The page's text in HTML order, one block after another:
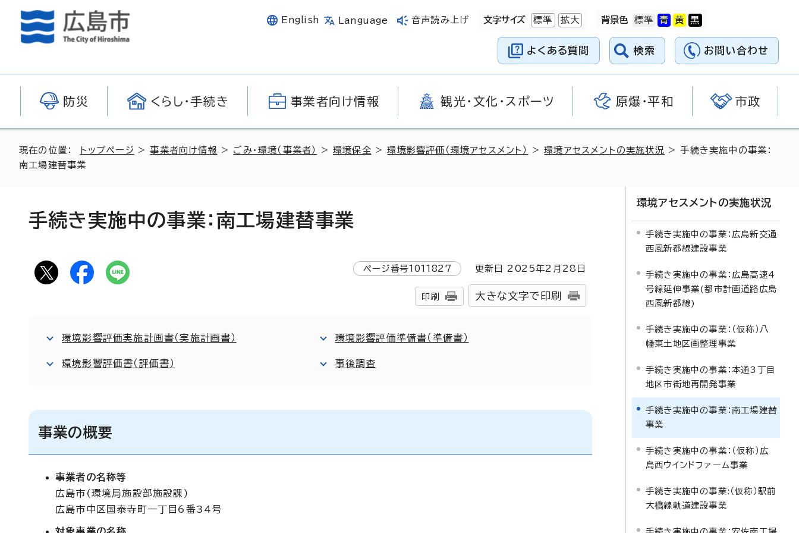
English Language 音声読み上げ 文字サイズ 標準 拡大 背景色
よくある質問 検索 お問い合わせ
防災 くらし・手続き 事業者向け情報 観光・文化・スポーツ 原爆・平和 市政
現在の位置： トップページ >事業者向け情報 > ごみ・環境（事業者） >環境保全 >環境影響評価（環境アセスメント） >環境アセスメントの実施状況 > 手続き実施中の事業：
南工場建替事業
手続き実施中の事業：南工場建替事業
ページ番号1011827 更新日 2025年2月 28 日
印刷 大きな文字で印刷
環境影響評価実施計画書（実施計画書） 環境影響評価準備書（準備書）
環境影響評価書（評価書） 事後調査
事業の概要
事業者の名称等
広島市(環境局施設部施設課)
広島市中区国泰寺町一丁目6番34号
環境アセスメントの実施状況
手続き実施中の事業：広島新交通
西風新都線建設事業
手続き実施中の事業：広島高速4
号線延伸事業(都市計画道路広島
西風新都線)
手続き実施中の事業：（仮称）八
幡東土地区画整理事業
手続き実施中の事業：本通3丁目
地区市街地再開発事業
手続き実施中の事業：南工場建替
事業
手続き実施中の事業：（仮称）広
島西ウインドファーム事業
手続き実施中の事業:（仮称）駅前
大橋線軌道建設事業